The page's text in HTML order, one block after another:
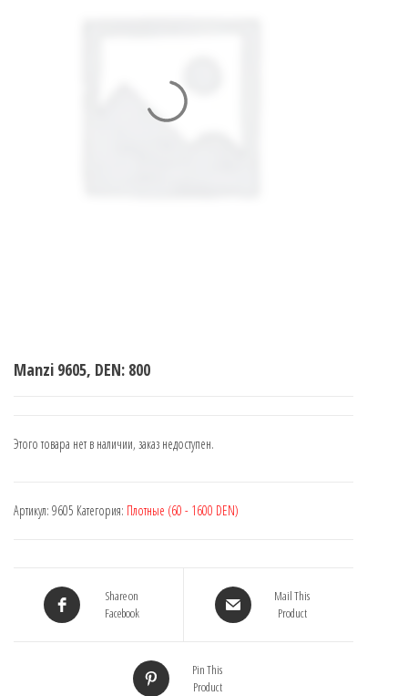
Manzi 9605, DEN: 800
Этого товара нет в наличии, заказ недоступен.
Артикул: 9605 Категория: Плотные (60 - 1600 DEN)
Share on
Facebook
Mail This
Product
Pin This
Product